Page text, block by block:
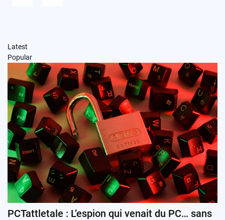
Latest
Popular
PCTattletale : L’espion qui venait du PC… sans